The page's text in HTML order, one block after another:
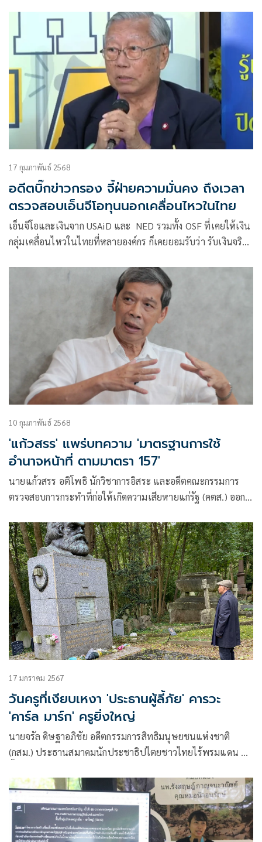
17 กุมภาพันธ์ 2568
อดีตบิ๊กข่าวกรอง จี้ฝ่ายความมั่นคง ถึงเวลา
ตรวจสอบเอ็นจีโอทุนนอกเคลื่อนไหวในไทย
เอ็นจีโอและเงินจาก USAiD และ NED รวมทั้ง OSF ที่เคยให้เงิน
กลุ่มเคลื่อนไหวในไทยที่หลายองค์กร ก็เคยยอมรับว่า รับเงินจริง
หน่วยงานต่างประเทศ
10 กุมภาพันธ์ 2568
'แก้วสรร' แพร่บทความ 'มาตรฐานการใช้
อำนาจหน้าที่ ตามมาตรา 157'
นายแก้วสรร อติโพธิ นักวิชาการอิสระ และอดีตคณะกรรมการ
ตรวจสอบการกระทำที่ก่อให้เกิดความเสียหายแก่รัฐ (คตส.) ออก
๑๕๗
17 มกราคม 2567
วันครูที่เงียบเหงา 'ประธานผู้ลี้ภัย' คารวะ
'คาร์ล มาร์ก' ครูยิ่งใหญ่
นายจรัล ดิษฐาอภิชัย อดีตกรรมการสิทธิมนุษยชนแห่งชาติ
(กสม.) ประธานสมาคมนักประชาธิปไตยชาวไทยไร้พรมแดน ซึ่ง